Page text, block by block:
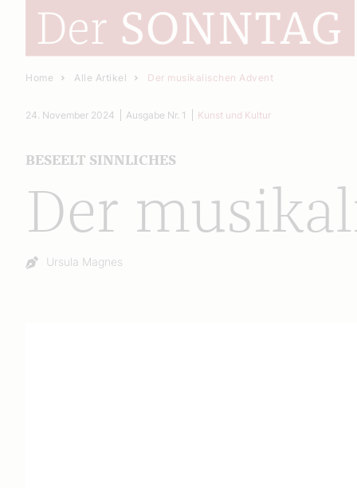
Home Alle Artikel Der musikalischen Advent
Der
BESEELT SINNLICHES
24. November 2024 Ausgabe Nr. 1 Kunst und Kultur
Autor:
Ursula Magnes